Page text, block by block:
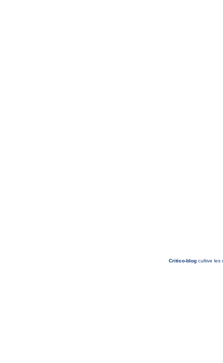
Critico-blog cultive les